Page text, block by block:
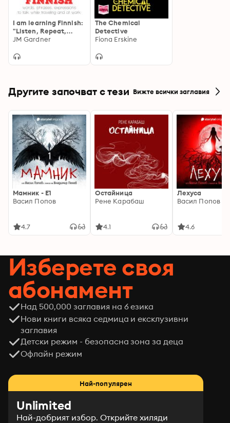
I am learning Finnish:
"Listen, Repeat,
Speak" language
JM Gardner
The Chemical
Detective
Fiona Erskine
Другите започват с тези Вижте всички заглавия
Мамник - E1
Васил Попов
4.7
Остайница
Рене Карабаш
4.1
Лехуса
Васил Попов
4.6
Изберете своя
абонамент
Над 500,000 заглавия на 6 езика
Нови книги всяка седмица и ексклузивни
заглавия
Детски режим - безопасна зона за деца
Офлайн режим
Най-популярен
Unlimited
Най-добрият избор. Открийте хиляди